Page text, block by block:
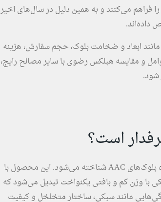
فراهم می‌کنند و به همین دلیل در سال‌های اخیر
داده‌اند.
ابعاد و ضخامت بلوک، حجم سفارش، هزینه
و مقایسه هبلکس رضوی با سایر مصالح رایج،
شود.
است؟
هبلکس رضوی به‌عنوان یکی از مصالح نوین ساختمانی در گروه بلوک‌های AAC شناخته می‌شود. این محصول با
با وزن کم و بافتی یکنواخت تبدیل می‌شود که
مانند سبکی، ساختار متخلخل و کیفیت